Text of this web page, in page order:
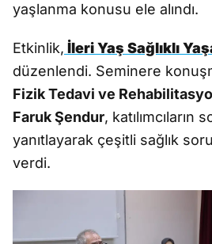
yaşlanma konusu ele alındı.
Etkinlik, İleri Yaş Sağlıklı
düzenlendi. Seminere
Fizik Tedavi ve
Faruk Şendur, katılımcıların
yanıtlayarak çeşitli sağlık
verdi.